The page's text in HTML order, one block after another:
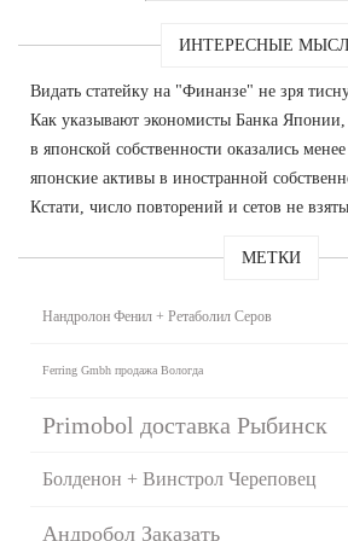
ИНТЕРЕСНЫЕ
Видать статейку на "Финанзе" не зря
Как указывают экономисты Банка
в японской собственности оказались
японские активы в иностранной
Кстати, число повторений и сетов не
МЕТКИ
Нандролон Фенил + Ретаболил Серов
Ferring Gmbh продажа Вологда
Primobol доставка Рыбинск
Болденон + Винстрол Череповец
Андробол Заказать